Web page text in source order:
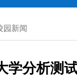
园新闻
学分析测